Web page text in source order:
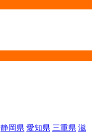
静岡県 愛知県 三重県 滋